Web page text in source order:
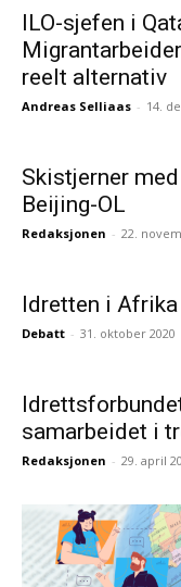
ILO-sjefen i
reelt alternativ
Andreas Selliaas - 14.
Skistjerner
Beijing-OL
Redaksjonen - 22.
Idretten i
Debatt - 31. oktober 2020
samarbeidet i
Redaksjonen - 29. april